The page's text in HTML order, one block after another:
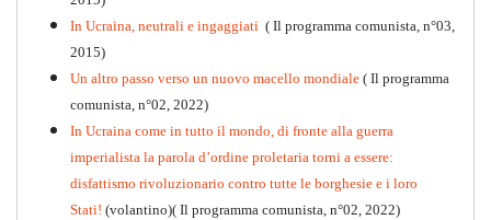
Kommunistisches Programm
PDF n°10 - 2026
In Ucraina, neutrali e ingaggiati ( Il programma comunista, n°03,
2015)
Un altro passo verso un nuovo macello mondiale ( Il programma
comunista, n°02, 2022)
In Ucraina come in tutto il mondo, di fronte alla guerra
imperialista la parola d’ordine proletaria torni a essere:
disfattismo rivoluzionario contro tutte le borghesie e i loro
Stati! (volantino)( Il programma comunista, n°02, 2022)